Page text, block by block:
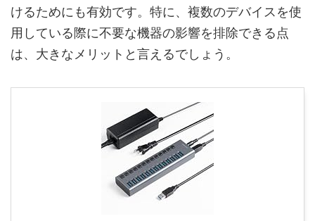
けるためにも有効です。特に、複数のデバイスを使
用している際に不要な機器の影響を排除できる点
は、大きなメリットと言えるでしょう。